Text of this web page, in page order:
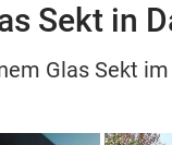
Sekt in
Glas Sekt